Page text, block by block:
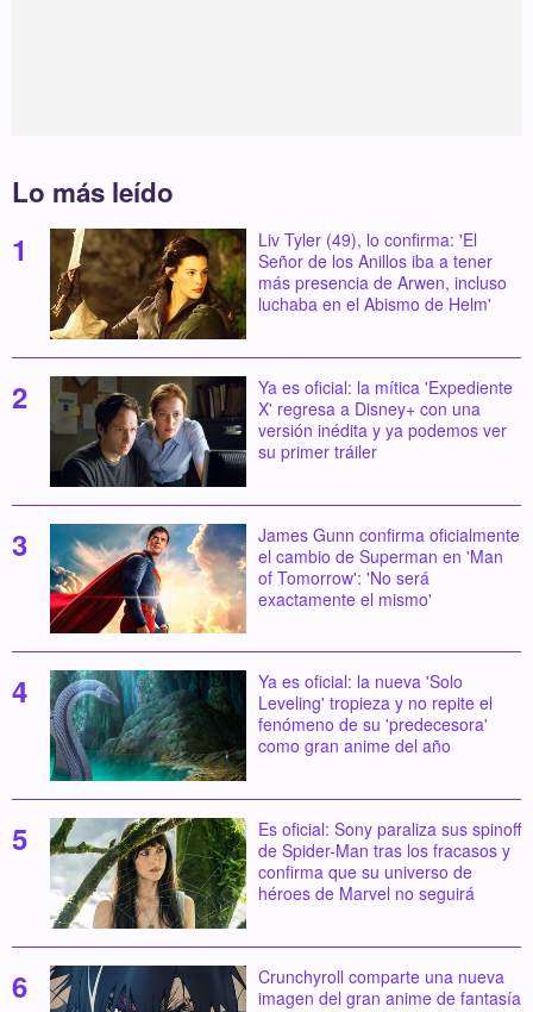
Lo más leído
Liv Tyler (49), lo confirma: 'El
Señor de los Anillos iba a tener
más presencia de Arwen, incluso
luchaba en el Abismo de Helm'
Ya es oficial: la mítica 'Expediente
X' regresa a Disney+ con una
versión inédita y ya podemos ver
su primer tráiler
James Gunn confirma oficialmente
el cambio de Superman en 'Man
of Tomorrow': 'No será
exactamente el mismo'
Ya es oficial: la nueva 'Solo
Leveling' tropieza y no repite el
fenómeno de su 'predecesora'
como gran anime del año
Es oficial: Sony paraliza sus spinoff
de Spider-Man tras los fracasos y
confirma que su universo de
héroes de Marvel no seguirá
Crunchyroll comparte una nueva
imagen del gran anime de fantasía